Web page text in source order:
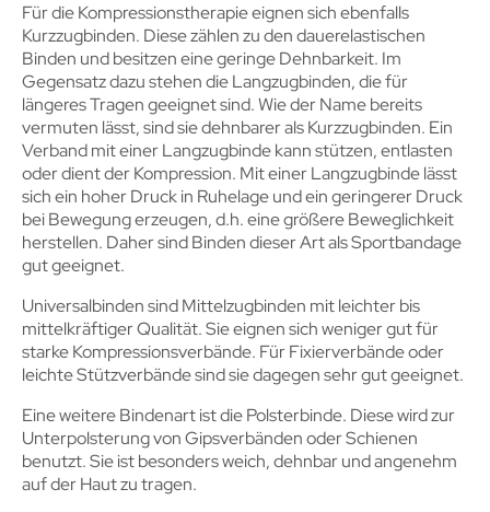
Für die Kompressionstherapie eignen sich ebenfalls
Kurzzugbinden. Diese zählen zu den dauerelastischen
Binden und besitzen eine geringe Dehnbarkeit. Im
Gegensatz dazu stehen die Langzugbinden, die für
längeres Tragen geeignet sind. Wie der Name bereits
vermuten lässt, sind sie dehnbarer als Kurzzugbinden. Ein
Verband mit einer Langzugbinde kann stützen, entlasten
oder dient der Kompression. Mit einer Langzugbinde lässt
sich ein hoher Druck in Ruhelage und ein geringerer Druck
bei Bewegung erzeugen, d.h. eine größere Beweglichkeit
herstellen. Daher sind Binden dieser Art als Sportbandage
gut geeignet.
Universalbinden sind Mittelzugbinden mit leichter bis
mittelkräftiger Qualität. Sie eignen sich weniger gut für
starke Kompressionsverbände. Für Fixierverbände oder
leichte Stützverbände sind sie dagegen sehr gut geeignet.
Eine weitere Bindenart ist die Polsterbinde. Diese wird zur
Unterpolsterung von Gipsverbänden oder Schienen
benutzt. Sie ist besonders weich, dehnbar und angenehm
auf der Haut zu tragen.